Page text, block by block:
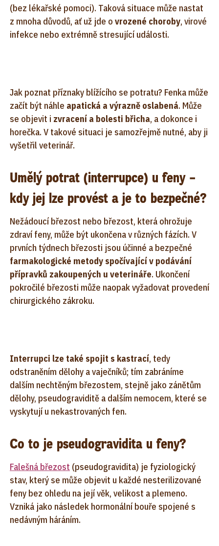
(bez lékařské pomoci). Taková situace může nastat
z mnoha důvodů, ať už jde o vrozené choroby, virové
infekce nebo extrémně stresující události.
Jak poznat příznaky blížícího se potratu? Fenka může
začít být náhle apatická a výrazně oslabená. Může
se objevit i zvracení a bolesti břicha, a dokonce i
horečka. V takové situaci je samozřejmě nutné, aby ji
vyšetřil veterinář.
Umělý potrat (interrupce) u feny –
kdy jej lze provést a je to bezpečné?
Nežádoucí březost nebo březost, která ohrožuje
zdraví feny, může být ukončena v různých fázích. V
prvních týdnech březosti jsou účinné a bezpečné
farmakologické metody spočívající v podávání
přípravků zakoupených u veterináře. Ukončení
pokročilé březosti může naopak vyžadovat provedení
chirurgického zákroku.
Interrupci lze také spojit s kastrací, tedy
odstraněním dělohy a vaječníků; tím zabráníme
dalším nechtěným březostem, stejně jako zánětům
dělohy, pseudograviditě a dalším nemocem, které se
vyskytují u nekastrovaných fen.
Co to je pseudogravidita u feny?
Falešná březost (pseudogravidita) je fyziologický
stav, který se může objevit u každé nesterilizované
feny bez ohledu na její věk, velikost a plemeno.
Vzniká jako následek hormonální bouře spojené s
nedávným háráním.